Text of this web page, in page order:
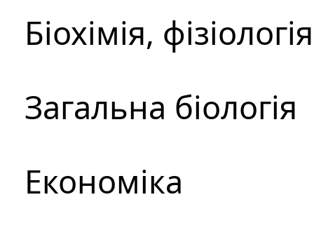
Біохімія,
Загальна біологія
Економіка